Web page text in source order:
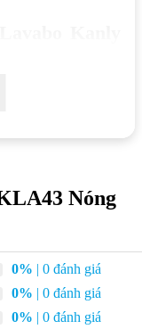
dựa trên ý tưởng
kiểm soát hướng
trong quá trình lắp
khoảng cách xả
thao tác rửa tay,
này cũng giúp hạn
Nóng
0% | 0 đánh giá
0% | 0 đánh giá
0% | 0 đánh giá